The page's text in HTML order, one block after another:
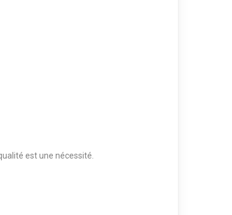
est une nécessité.